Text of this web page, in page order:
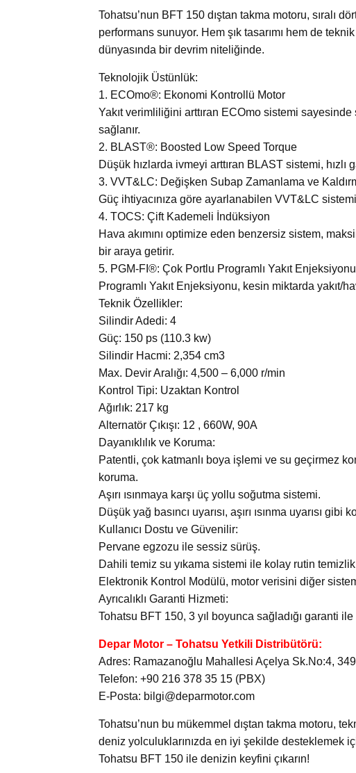
Tohatsu’nun BFT 150 dıştan takma motoru, sıralı
performans sunuyor. Hem şık tasarımı hem de
dünyasında bir devrim niteliğinde.
Teknolojik Üstünlük:
1. ECOmo®: Ekonomi Kontrollü Motor
Yakıt verimliliğini arttıran ECOmo sistemi sayesinde
sağlanır.
2. BLAST®: Boosted Low Speed Torque
Düşük hızlarda ivmeyi arttıran BLAST sistemi,
3. VVT&LC: Değişken Subap Zamanlama ve
Güç ihtiyacınıza göre ayarlanabilen VVT&LC
4. TOCS: Çift Kademeli İndüksiyon
Hava akımını optimize eden benzersiz sistem,
bir araya getirir.
5. PGM-FI®: Çok Portlu Programlı Yakıt Enjeksiyonu
Programlı Yakıt Enjeksiyonu, kesin miktarda yakıt/
Teknik Özellikler:
Silindir Adedi: 4
Güç: 150 ps (110.3 kw)
Silindir Hacmi: 2,354 cm3
Max. Devir Aralığı: 4,500 – 6,000 r/min
Kontrol Tipi: Uzaktan Kontrol
Ağırlık: 217 kg
Alternatör Çıkışı: 12 , 660W, 90A
Dayanıklılık ve Koruma:
Patentli, çok katmanlı boya işlemi ve su geçirmez
koruma.
Aşırı ısınmaya karşı üç yollu soğutma sistemi.
Düşük yağ basıncı uyarısı, aşırı ısınma uyarısı gibi
Kullanıcı Dostu ve Güvenilir:
Pervane egzozu ile sessiz sürüş.
Dahili temiz su yıkama sistemi ile kolay rutin
Elektronik Kontrol Modülü, motor verisini diğer
Ayrıcalıklı Garanti Hizmeti:
Tohatsu BFT 150, 3 yıl boyunca sağladığı garanti ile
Depar Motor – Tohatsu Yetkili Distribütörü:
Adres: Ramazanoğlu Mahallesi Açelya Sk.No:4,
Telefon: +90 216 378 35 15 (PBX)
E-Posta: bilgi@deparmotor.com
Tohatsu’nun bu mükemmel dıştan takma motoru,
deniz yolculuklarınızda en iyi şekilde desteklemek
Tohatsu BFT 150 ile denizin keyfini çıkarın!